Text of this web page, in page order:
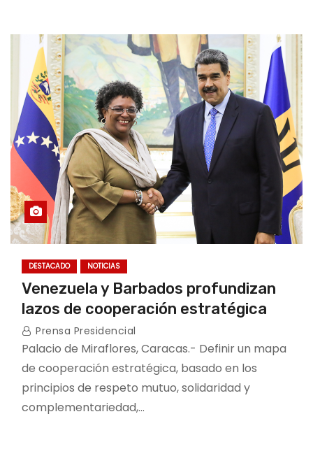
DESTACADO NOTICIAS
Venezuela y Barbados profundizan
lazos de cooperación estratégica
Prensa Presidencial
Palacio de Miraflores, Caracas.- Definir un mapa
de cooperación estratégica, basado en los
principios de respeto mutuo, solidaridad y
complementariedad,…